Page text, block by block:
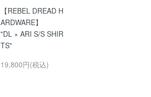
【REBEL DREAD H
ARDWARE】
"DL × ARI S/S SHIR
TS"
19,800円(税込)